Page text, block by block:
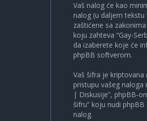
Vaš nalog će kao
nalog (u daljem tekstu
zaštićene sa
koju zahteva “Gay-
da izaberete koje će
phpBB softverom.
Vaš šifra je
pristupu vašeg naloga
| Diskusije”, phpBB-
šifru” koju nudi
nalog.